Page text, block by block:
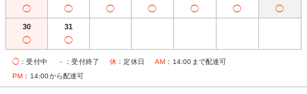
◯ ◯ ◯ ◯ ◯ ◯ ◯
30
◯
31
◯
◯ ：受付中 － ：受付終了 休 ：定休日 AM ：14:00まで配達可
PM ：14:00から配達可